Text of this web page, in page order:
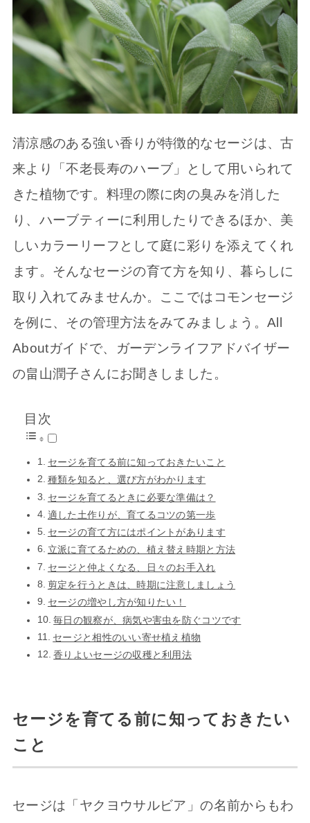
清涼感のある強い香りが特徴的なセージは、古
来より「不老長寿のハーブ」として用いられて
きた植物です。料理の際に肉の臭みを消した
り、ハーブティーに利用したりできるほか、美
しいカラーリーフとして庭に彩りを添えてくれ
ます。そんなセージの育て方を知り、暮らしに
取り入れてみませんか。ここではコモンセージ
を例に、その管理方法をみてみましょう。All
Aboutガイドで、ガーデンライフアドバイザー
の畠山潤子さんにお聞きしました。
目次
セージを育てる前に知っておきたいこと
種類を知ると、選び方がわかります
セージを育てるときに必要な準備は？
適した土作りが、育てるコツの第一歩
セージの育て方にはポイントがあります
立派に育てるための、植え替え時期と方法
セージと仲よくなる、日々のお手入れ
剪定を行うときは、時期に注意しましょう
セージの増やし方が知りたい！
毎日の観察が、病気や害虫を防ぐコツです
セージと相性のいい寄せ植え植物
香りよいセージの収穫と利用法
セージを育てる前に知っておきたい
こと
セージは「ヤクヨウサルビア」の名前からもわ